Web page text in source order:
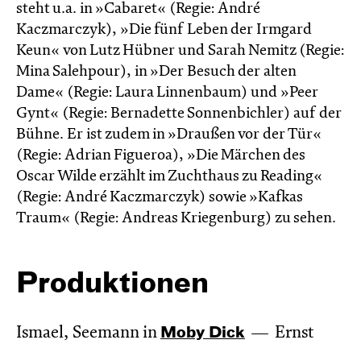
steht u.a. in »Cabaret« (Regie: André
Kaczmarczyk), »Die fünf Leben der Irmgard
Keun« von Lutz Hübner und Sarah Nemitz (Regie:
Mina Salehpour), in »Der Besuch der alten
Dame« (Regie: Laura Linnenbaum) und »Peer
Gynt« (Regie: Bernadette Sonnenbichler) auf der
Bühne. Er ist zudem in »Draußen vor der Tür«
(Regie: Adrian Figueroa), »Die Märchen des
Oscar Wilde erzählt im Zucht­haus zu Reading«
(Regie: André Kacz­marc­zyk) sowie »Kafkas
Traum« (Regie: Andreas Kriegenburg) zu sehen.
Produktionen
Ismael, Seemann in Moby Dick
Ernst